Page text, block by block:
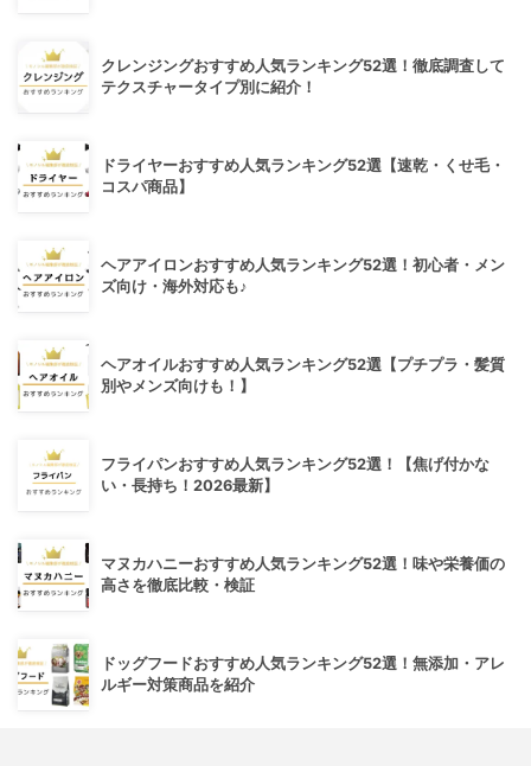
クレンジングおすすめ人気ランキング52選！徹底調査して
テクスチャータイプ別に紹介！
ドライヤーおすすめ人気ランキング52選【速乾・くせ毛・
コスパ商品】
ヘアアイロンおすすめ人気ランキング52選！初心者・メン
ズ向け・海外対応も♪
ヘアオイルおすすめ人気ランキング52選【プチプラ・髪質
別やメンズ向けも！】
フライパンおすすめ人気ランキング52選！【焦げ付かな
い・長持ち！2026最新】
マヌカハニーおすすめ人気ランキング52選！味や栄養価の
高さを徹底比較・検証
ドッグフードおすすめ人気ランキング52選！無添加・アレ
ルギー対策商品を紹介